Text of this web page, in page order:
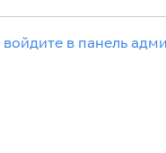
войдите в панель